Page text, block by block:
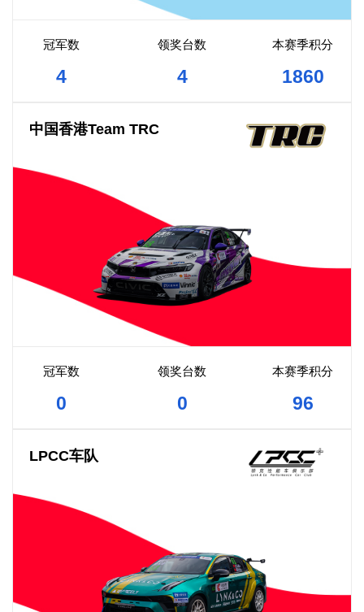
冠军数
4
领奖台数
4
本赛季积分
1860
中国香港Team TRC
冠军数
0
领奖台数
0
本赛季积分
96
LPCC车队